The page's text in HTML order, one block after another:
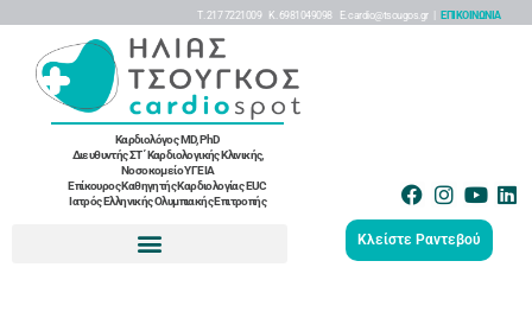
Τ. 217 7221009 K. 6981049098 Ε. cardio@tsougos.gr | ΕΠΙΚΟΙΝΩΝΙΑ
Καρδιολόγος MD, PhD
Διευθυντής ΣΤ΄ Καρδιολογικής Κλινικής,
Νοσοκομείο ΥΓΕΙΑ
Επίκουρος Καθηγητής Καρδιολογίας EUC
Ιατρός Ελληνικής Ολυμπιακής Επιτροπής
Κλείστε Ραντεβού